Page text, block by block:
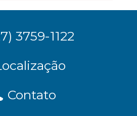
3759-1122
Contato